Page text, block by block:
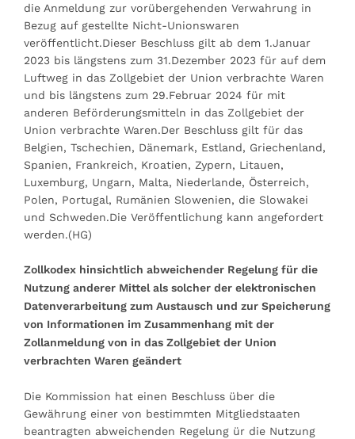
die Anmeldung zur vorübergehenden Verwahrung in
Bezug auf gestellte Nicht-Unionswaren
veröffentlicht.Dieser Beschluss gilt ab dem 1.Januar
2023 bis längstens zum 31.Dezember 2023 für auf dem
Luftweg in das Zollgebiet der Union verbrachte Waren
und bis längstens zum 29.Februar 2024 für mit
anderen Beförderungsmitteln in das Zollgebiet der
Union verbrachte Waren.Der Beschluss gilt für das
Belgien, Tschechien, Dänemark, Estland, Griechenland,
Spanien, Frankreich, Kroatien, Zypern, Litauen,
Luxemburg, Ungarn, Malta, Niederlande, Österreich,
Polen, Portugal, Rumänien Slowenien, die Slowakei
und Schweden.Die Veröffentlichung kann angefordert
werden.(HG)
Zollkodex hinsichtlich abweichender Regelung für die
Nutzung anderer Mittel als solcher der elektronischen
Datenverarbeitung zum Austausch und zur Speicherung
von Informationen im Zusammenhang mit der
Zollanmeldung von in das Zollgebiet der Union
verbrachten Waren geändert
Die Kommission hat einen Beschluss über die
Gewährung einer von bestimmten Mitgliedstaaten
beantragten abweichenden Regelung ür die Nutzung